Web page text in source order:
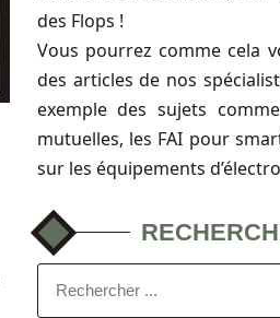
des Flops !
Vous pourrez comme cela
des articles de nos
exemple des sujets
mutuelles, les FAI pour
sur les équipements